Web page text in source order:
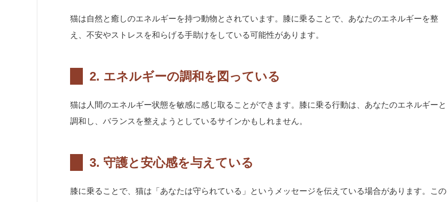
猫は自然と癒しのエネルギーを持つ動物とされています。膝に乗ることで、あなたのエネルギーを整
え、不安やストレスを和らげる手助けをしている可能性があります。
2. エネルギーの調和を図っている
猫は人間のエネルギー状態を敏感に感じ取ることができます。膝に乗る行動は、あなたのエネルギーと
調和し、バランスを整えようとしているサインかもしれません。
3. 守護と安心感を与えている
膝に乗ることで、猫は「あなたは守られている」というメッセージを伝えている場合があります。この